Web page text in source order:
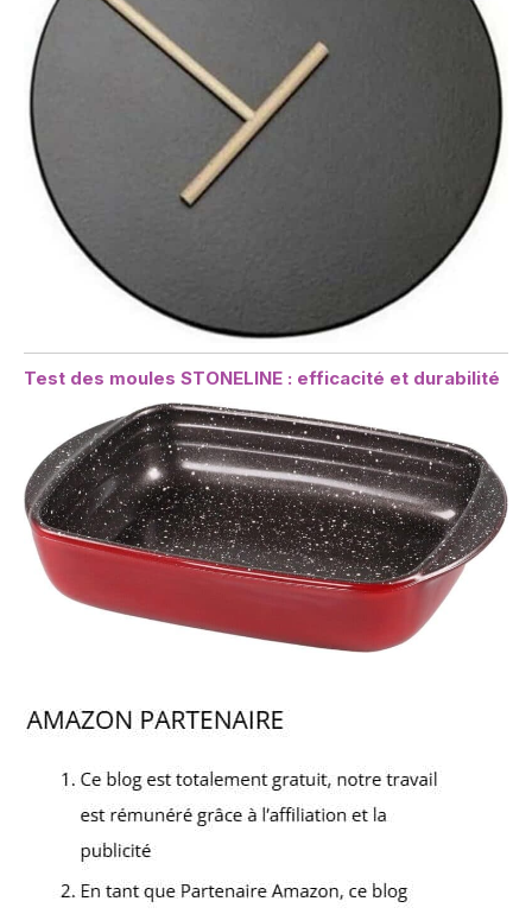
Test des moules STONELINE : efficacité et durabilité